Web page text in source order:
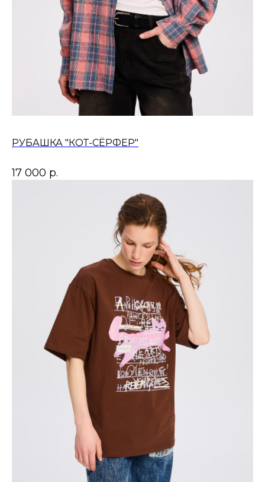
РУБАШКА "КОТ-СЁРФЕР"
17 000 р.